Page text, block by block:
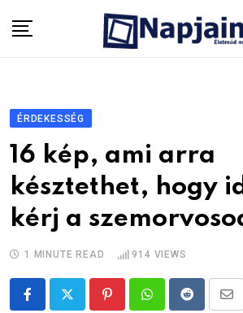
ÉRDEKESSÉG
16 kép, ami arra
késztethet, hogy
kérj a
1 MINUTE READ 914 VIEWS
PinterestWhatsappReddit